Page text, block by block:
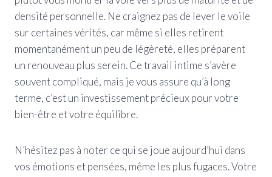
densité personnelle. Ne craignez pas de lever le voile
sur certaines vérités, car même si elles retirent
momentanément un peu de légèreté, elles préparent
un renouveau plus serein. Ce travail intime s’avère
souvent compliqué, mais je vous assure qu’à long
terme, c’est un investissement précieux pour votre
bien-être et votre équilibre.
N’hésitez pas à noter ce qui se joue aujourd’hui dans
vos émotions et pensées, même les plus fugaces. Votre